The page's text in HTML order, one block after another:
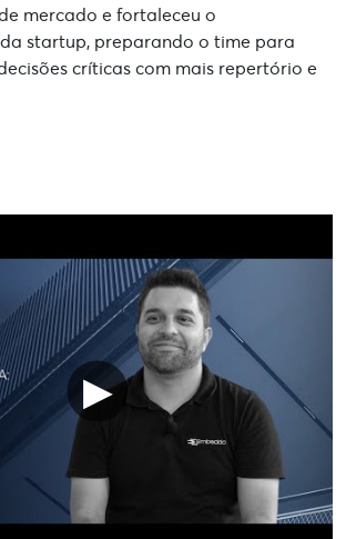
mercado e fortaleceu o
startup, preparando o time para
críticas com mais repertório e
▶